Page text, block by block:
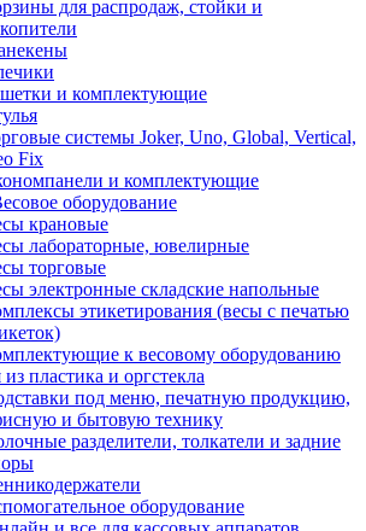
для распродаж, стойки и
и комплектующие
системы Joker, Uno, Global, Vertical,
Fix
и комплектующие
оборудование
крановые
лабораторные, ювелирные
торговые
электронные складские напольные
этикетирования (весы с печатью
к весовому оборудованию
пластика и оргстекла
под меню, печатную продукцию,
и бытовую технику
разделители, толкатели и задние
оборудование